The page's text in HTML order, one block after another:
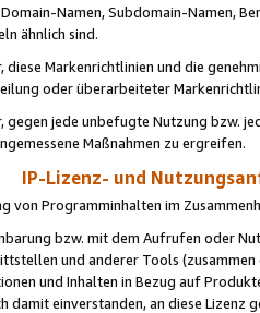
Namen, Subdomain-Namen,
ähnlich sind.
diese Markenrichtlinien und die
oder überarbeiteter
gegen jede unbefugte Nutzung bzw.
Maßnahmen zu ergreifen.
IP-Lizenz- und
von Programminhalten im
bzw. mit dem Aufrufen oder
und anderer Tools (zusammen
und Inhalten in Bezug auf
damit einverstanden, an diese Lizenz